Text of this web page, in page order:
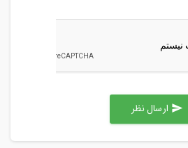
send